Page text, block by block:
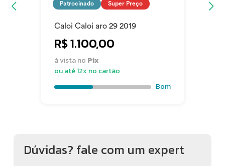
Patrocinado Super Preço
Caloi Caloi aro 29 2019
R$ 1.100,00
à vista no Pix
ou até 12x no cartão
Bom
Dúvidas? fale com um expert